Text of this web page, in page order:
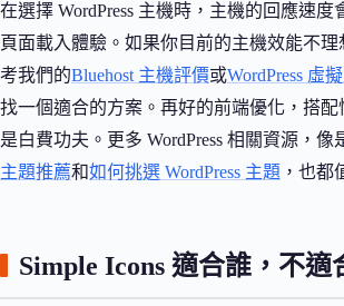
在選擇 WordPress 主機時，主機的回應速度
頁面載入體驗。如果你目前的主機效能不理
考我們的Bluehost 主機評價或WordPress 虛
找一個適合的方案。再好的前端優化，搭配
是白費功夫。更多 WordPress 相關資源，像
主題推薦和如何挑選 WordPress 主題 ，也都
Simple Icons 適合誰，不適